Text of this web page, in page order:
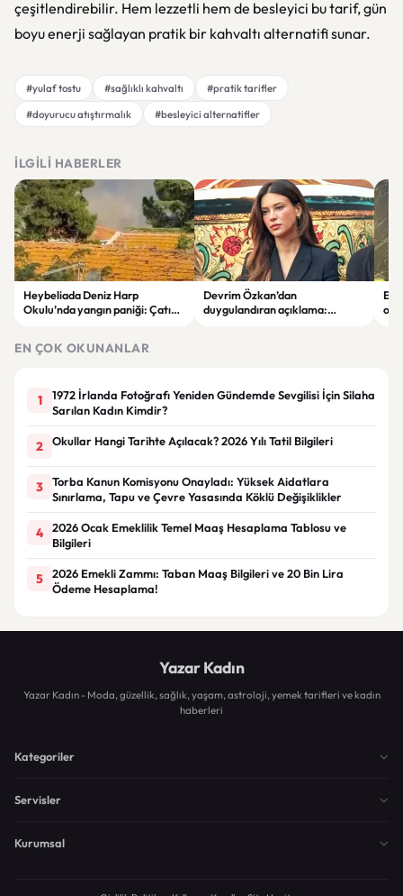
çeşitlendirebilir. Hem lezzetli hem de besleyici bu tarif, gün
boyu enerji sağlayan pratik bir kahvaltı alternatifi sunar.
#yulaf tostu #sağlıklı kahvaltı
#pratik tarifler
#doyurucu atıştırmalık
#besleyici alternatifler
İLGILI HABERLER
Heybeliada Deniz Harp
Okulu’nda yangın paniği: Çatıda
Devrim Özkan’dan
duygulandıran açıklama:
EN ÇOK OKUNANLAR
1
1972 İrlanda Fotoğrafı Yeniden Gündemde Sevgilisi İçin Silaha
Sarılan Kadın Kimdir?
2 Okullar Hangi Tarihte Açılacak? 2026 Yılı Tatil Bilgileri
3
Torba Kanun Komisyonu Onayladı: Yüksek Aidatlara
Sınırlama, Tapu ve Çevre Yasasında Köklü Değişiklikler
4
2026 Ocak Emeklilik Temel Maaş Hesaplama Tablosu ve
Bilgileri
5
2026 Emekli Zammı: Taban Maaş Bilgileri ve 20 Bin Lira
Ödeme Hesaplama!
Yazar Kadın
Yazar Kadın - Moda, güzellik, sağlık, yaşam, astroloji, yemek tarifleri ve kadın
haberleri
Kategoriler
Servisler
Kurumsal